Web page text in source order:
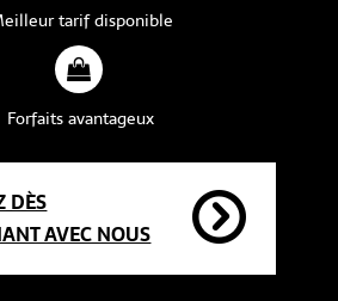
tarif disponible
Forfaits avantageux
DÈS
AVEC NOUS